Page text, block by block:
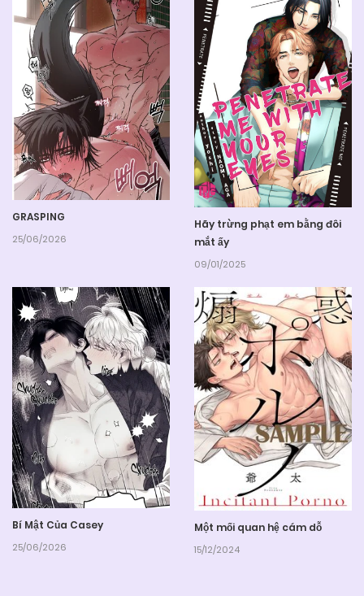
GRASPING
25/06/2026
Hãy trừng phạt em bằng đôi
mắt ấy
09/01/2025
Bí Mật Của Casey
25/06/2026
Một mối quan hệ cám dỗ
15/12/2024